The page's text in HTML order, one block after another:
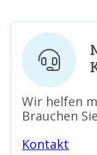
Wir helfen
Brauchen
Kontakt